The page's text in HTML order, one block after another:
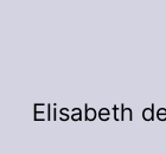
Elisabeth